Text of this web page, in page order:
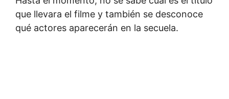
que llevara el filme y también se desconoce
qué actores aparecerán en la secuela.